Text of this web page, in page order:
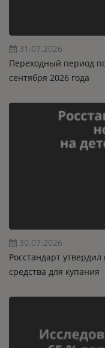
31.07.2026
Переходный период
сентября 2026 года
30.07.2026
Росстандарт
средства для купания